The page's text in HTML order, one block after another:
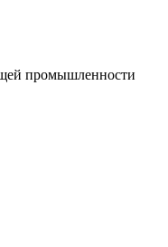
промышленности